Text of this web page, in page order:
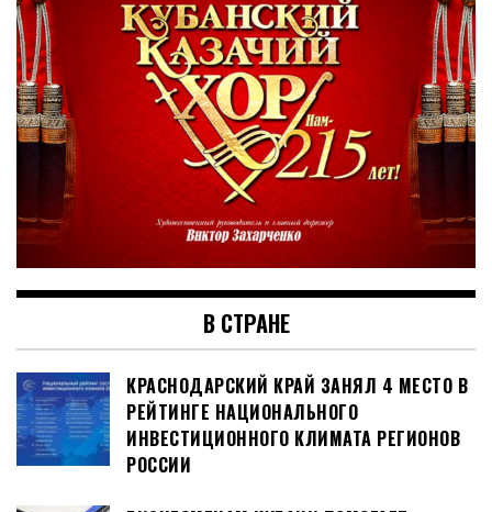
В СТРАНЕ
КРАСНОДАРСКИЙ КРАЙ ЗАНЯЛ 4 МЕСТО В
РЕЙТИНГЕ НАЦИОНАЛЬНОГО
ИНВЕСТИЦИОННОГО КЛИМАТА РЕГИОНОВ
РОССИИ